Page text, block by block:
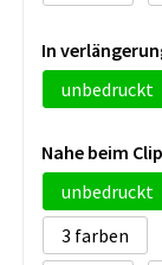
In
unbedruckt
Nahe beim
unbedruckt
3